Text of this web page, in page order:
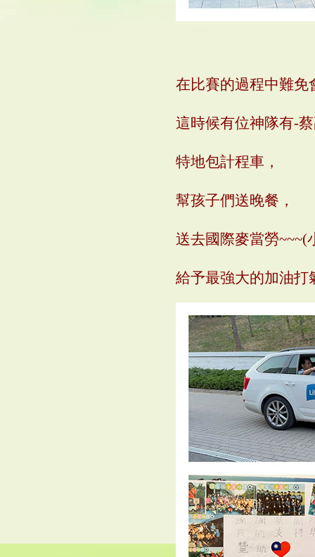
在比賽的過程中難免
這時候有位神隊有-
特地包計程車，
幫孩子們送晚餐，
送去國際麥當勞~~~(
給予最強大的加油打